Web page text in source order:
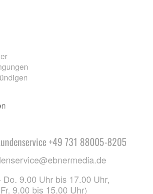
+49 731 88005-8205
Do. 9.00 Uhr bis 17.00 Uhr,
Fr. 9.00 bis 15.00 Uhr)